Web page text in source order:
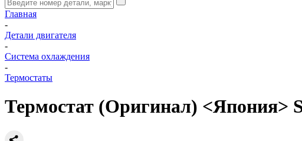
Главная
-
Детали двигателя
-
Система охлаждения
-
Термостаты
Термостат (Оригинал) <Япония>